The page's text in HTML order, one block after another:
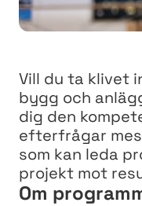
Vill du ta klivet
bygg och
dig den
efterfrågar
som kan leda
projekt mot
Om